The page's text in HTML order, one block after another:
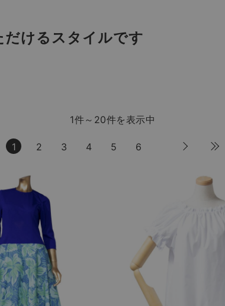
けるスタイルです
1件～20件を表示中
1 2 3 4 5 6